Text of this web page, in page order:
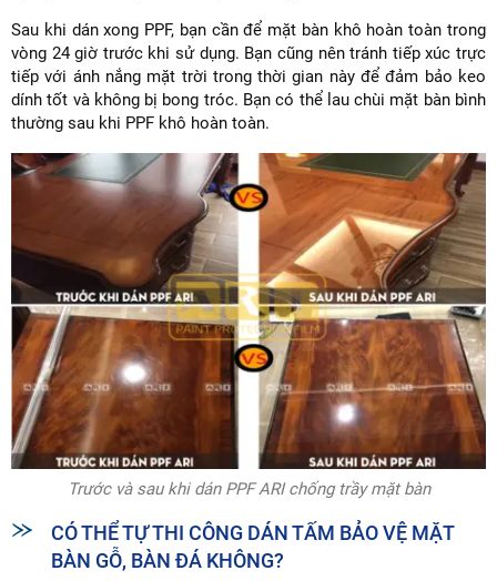
Sau khi dán xong PPF, bạn cần để mặt bàn khô hoàn toàn trong
vòng 24 giờ trước khi sử dụng. Bạn cũng nên tránh tiếp xúc trực
tiếp với ánh nắng mặt trời trong thời gian này để đảm bảo keo
dính tốt và không bị bong tróc. Bạn có thể lau chùi mặt bàn bình
thường sau khi PPF khô hoàn toàn.
Trước và sau khi dán PPF ARI chống trầy mặt bàn
CÓ THỂ TỰ THI CÔNG DÁN TẤM BẢO VỆ MẶT
BÀN GỖ, BÀN ĐÁ KHÔNG?